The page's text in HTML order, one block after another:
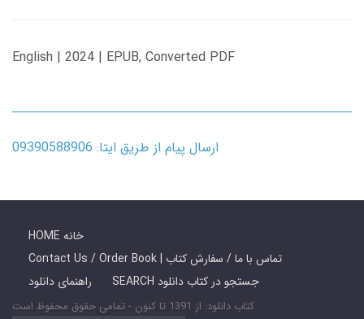
English | 2024 | EPUB, Converted PDF
ارسال پیام از طریق ایتا: 09390588906
HOME خانه
Contact Us / Order Book | تماس با ما / سفارش کتاب
راهنمای دانلود
SEARCH جستجو در کتاب دانلود
کتاب دانلود: از 1391 تا کنون - تمامی حقوق محفوظ است